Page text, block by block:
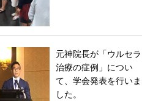
元神院長が「ウルセラ
治療の症例」につい
て、学会発表を行いま
した。